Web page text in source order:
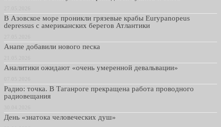
В Азовское море проникли грязевые крабы Eurypanopeus
depressus с американских берегов Атлантики
Анапе добавили нового песка
Аналитики ожидают «очень умеренной девальвации»
Радио: точка. В Таганроге прекращена работа проводного
радиовещания
День «знатока человеческих душ»